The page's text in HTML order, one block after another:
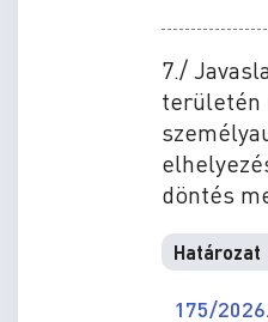
7./
területén
döntés
Határozat
175/